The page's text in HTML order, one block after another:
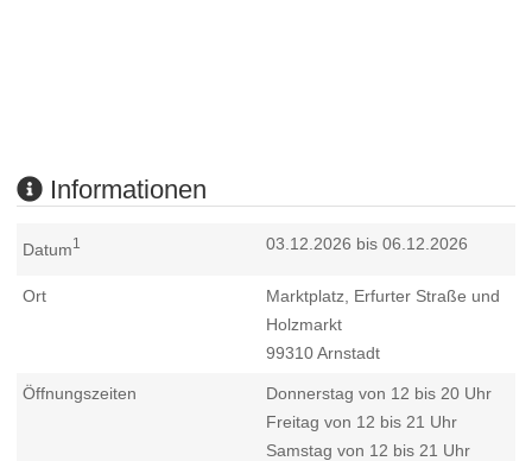
Informationen
Datum1 03.12.2026 bis 06.12.2026
Ort
Marktplatz, Erfurter Straße und
Holzmarkt
99310Arnstadt
Öffnungszeiten
Donnerstag von 12 bis 20 Uhr
Freitag von 12 bis 21 Uhr
Samstag von 12 bis 21 Uhr